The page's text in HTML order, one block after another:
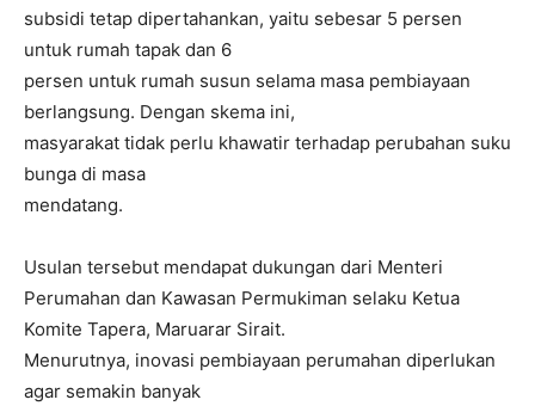
subsidi tetap dipertahankan, yaitu sebesar 5 persen
untuk rumah tapak dan 6
persen untuk rumah susun selama masa pembiayaan
berlangsung. Dengan skema ini,
masyarakat tidak perlu khawatir terhadap perubahan suku
bunga di masa
mendatang.
Usulan tersebut mendapat dukungan dari Menteri
Perumahan dan Kawasan Permukiman selaku Ketua
Komite Tapera, Maruarar Sirait.
Menurutnya, inovasi pembiayaan perumahan diperlukan
agar semakin banyak